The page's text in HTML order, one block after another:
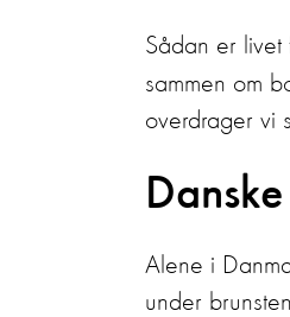
Sådan er livet
sammen om
overdrager vi
Alene i
under